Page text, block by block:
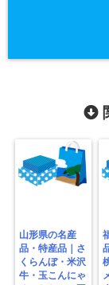
山形県の名産
品・特産品｜さ
くらんぼ・米沢
牛・玉こんにゃ